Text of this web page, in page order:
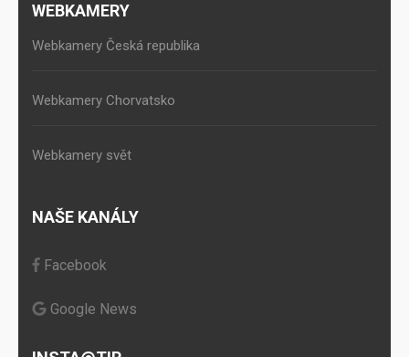
WEBKAMERY
Webkamery Česká republika
Webkamery Chorvatsko
Webkamery svět
NAŠE KANÁLY
Facebook
Google News